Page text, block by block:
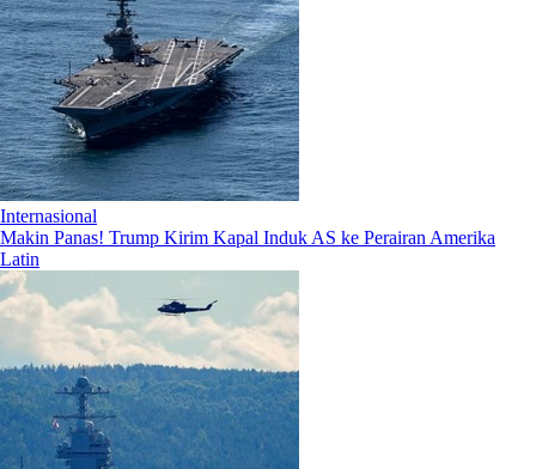
Internasional
Makin Panas! Trump Kirim Kapal Induk AS ke Perairan Amerika
Latin